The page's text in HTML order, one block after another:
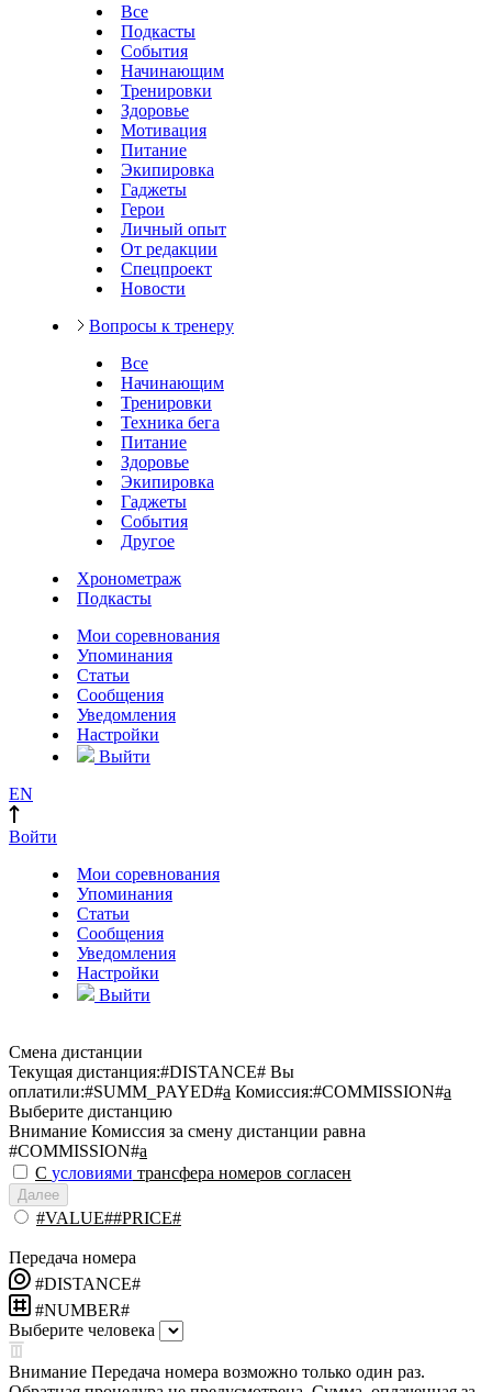
Все
Подкасты
События
Начинающим
Тренировки
Здоровье
Мотивация
Питание
Экипировка
Гаджеты
Герои
Личный опыт
От редакции
Спецпроект
Новости
Вопросы к тренеру
Все
Начинающим
Тренировки
Техника бега
Питание
Здоровье
Экипировка
Гаджеты
События
Другое
Хронометраж
Подкасты
Мои соревнования
Упоминания
Статьи
Сообщения
Уведомления
Настройки
Выйти
EN
Войти
Мои соревнования
Упоминания
Статьи
Сообщения
Уведомления
Настройки
Выйти
Смена дистанции
Текущая дистанция:#DISTANCE# Вы
оплатили:#SUMM_PAYED#a Комиссия:#COMMISSION#a
Выберите дистанцию
Внимание Комиссия за смену дистанции равна
#COMMISSION#a
С условиями трансфера номеров согласен
Далее
#VALUE##PRICE#
Передача номера
#DISTANCE#
#NUMBER#
Выберите человека
Внимание Передача номера возможно только один раз.